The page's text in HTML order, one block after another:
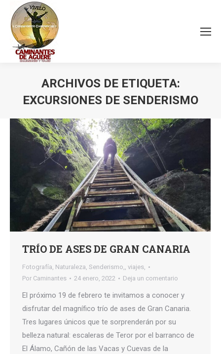
ARCHIVOS DE ETIQUETA:
EXCURSIONES DE SENDERISMO
TRÍO DE ASES DE GRAN CANARIA
Fotografía, Naturaleza, Senderismo,, viajes,
Por Caminantes 24 enero, 2022 Deja un comentario
El próximo 19 de febrero te invitamos a conocer y
disfrutar del magnífico trío de ases de Gran Canaria.
Tres lugares únicos que te sorprenderán por su
belleza natural: escaleras de Teror por el barranco de
El Álamo, Cañón de las Vacas y Cuevas de la